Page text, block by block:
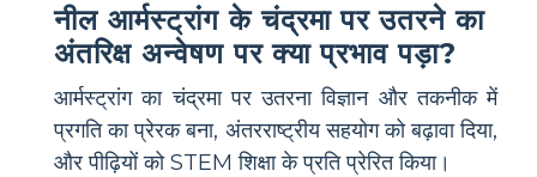
नील आर्मस्ट्रांग के चंद्रमा पर उतरने का
अंतरिक्ष अन्वेषण पर क्या प्रभाव पड़ा?
आर्मस्ट्रांग का चंद्रमा पर उतरना विज्ञान और तकनीक में
प्रगति का प्रेरक बना, अंतरराष्ट्रीय सहयोग को बढ़ावा दिया,
और पीढ़ियों को STEM शिक्षा के प्रति प्रेरित किया।